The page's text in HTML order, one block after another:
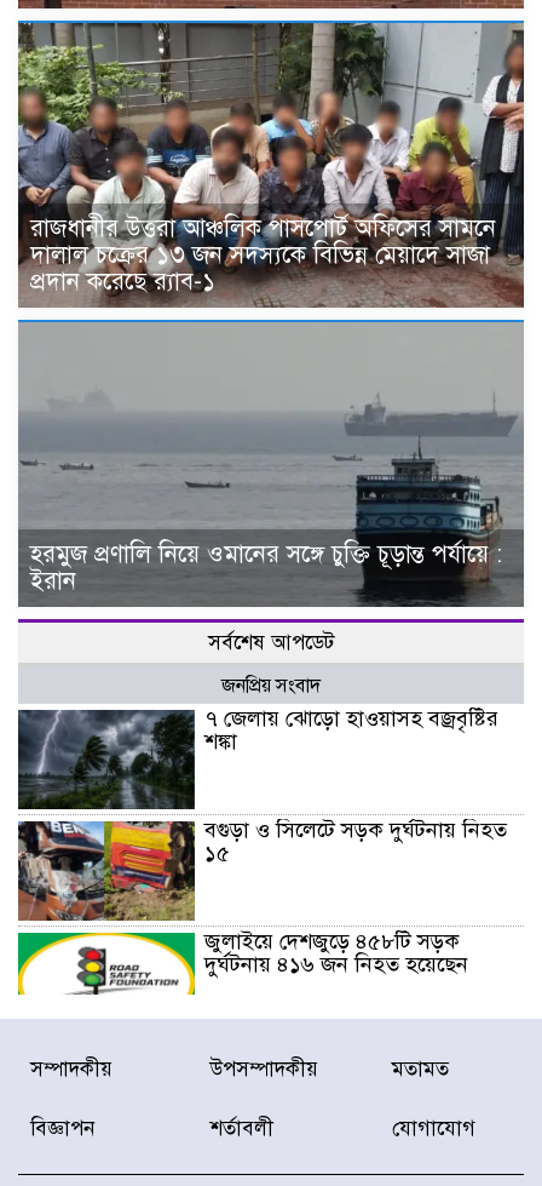
রাজধানীর উত্তরা আঞ্চলিক পাসপোর্ট অফিসের সামনে
দালাল চক্রের ১৩ জন সদস্যকে বিভিন্ন মেয়াদে সাজা
প্রদান করেছে র‌্যাব-১
হরমুজ প্রণালি নিয়ে ওমানের সঙ্গে চুক্তি চূড়ান্ত পর্যায়ে :
ইরান
সর্বশেষ আপডেট
জনপ্রিয় সংবাদ
৭ জেলায় ঝোড়ো হাওয়াসহ বজ্রবৃষ্টির
শঙ্কা
বগুড়া ও সিলেটে সড়ক দুর্ঘটনায় নিহত
১৫
জুলাইয়ে দেশজুড়ে ৪৫৮টি সড়ক
দুর্ঘটনায় ৪১৬ জন নিহত হয়েছেন
হারিয়ে যাওয়া শিশুকে পরিবারের কাছে
ফিরিয়ে প্রশংসায় ভাসছেন খিলক্ষেত
সম্পাদকীয় উপসম্পাদকীয় মতামত
বিজ্ঞাপন শর্তাবলী যোগাযোগ